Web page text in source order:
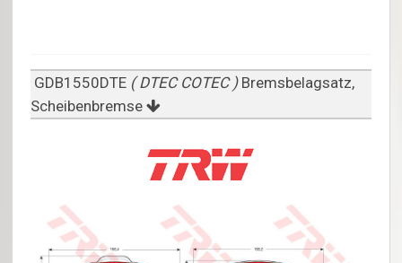
GDB1550DTE ( DTEC COTEC ) Bremsbelagsatz,
Scheibenbremse